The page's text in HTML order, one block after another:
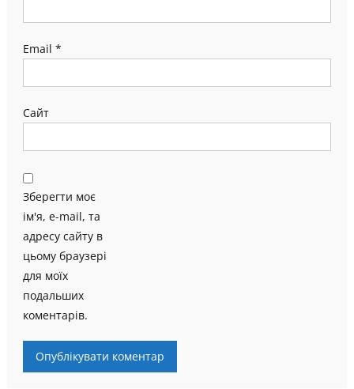
Email *
Сайт
Зберегти моє
ім'я, e-mail, та
адресу сайту в
цьому браузері
для моїх
подальших
коментарів.